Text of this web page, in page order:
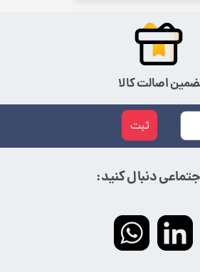
دنبال کنید:
ثبت
اصالت کالا